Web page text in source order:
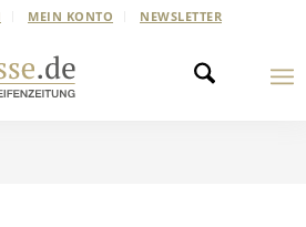
MEIN KONTO NEWSLETTER